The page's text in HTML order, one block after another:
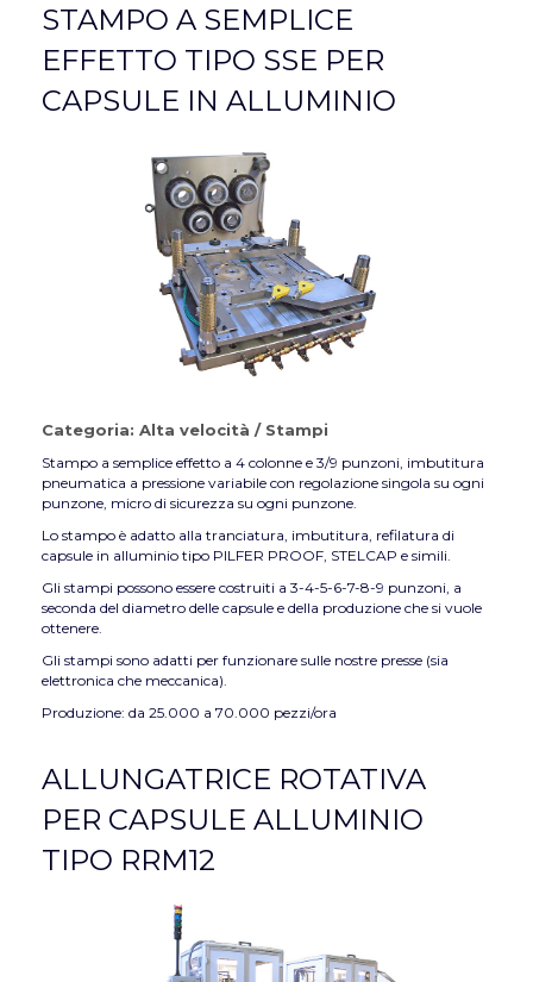
STAMPO A SEMPLICE
EFFETTO TIPO SSE PER
CAPSULE IN ALLUMINIO
Categoria: Alta velocità / Stampi
Stampo a semplice effetto a 4 colonne e 3/9 punzoni, imbutitura
pneumatica a pressione variabile con regolazione singola su ogni
punzone, micro di sicurezza su ogni punzone.
Lo stampo è adatto alla tranciatura, imbutitura, refilatura di
capsule in alluminio tipo PILFER PROOF, STELCAP e simili.
Gli stampi possono essere costruiti a 3-4-5-6-7-8-9 punzoni, a
seconda del diametro delle capsule e della produzione che si vuole
ottenere.
Gli stampi sono adatti per funzionare sulle nostre presse (sia
elettronica che meccanica).
Produzione: da 25.000 a 70.000 pezzi/ora
ALLUNGATRICE ROTATIVA
PER CAPSULE ALLUMINIO
TIPO RRM12